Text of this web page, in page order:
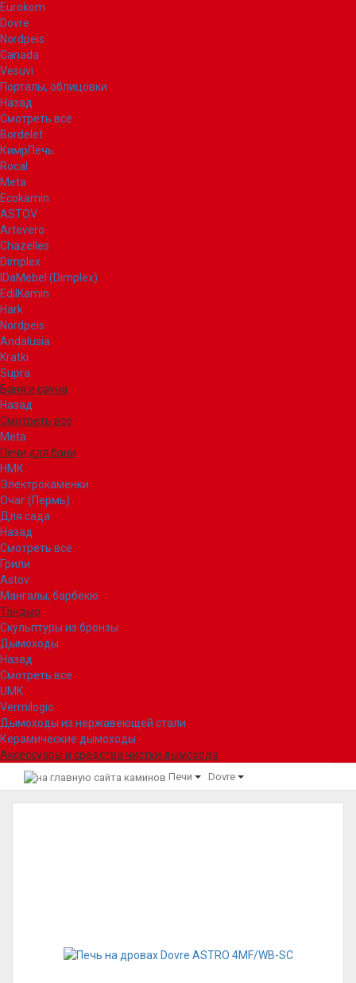
Eurokom
Dovre
Nordpeis
Canada
Vesuvi
Порталы, облицовки
Назад
Смотреть все
Bordelet
КимрПечь
Rocal
Meta
Ecokamin
ASTOV
Artevero
Chazelles
Dimplex
IDaMebel (Dimplex)
EdilKamin
Hark
Nordpeis
Andalusia
Kratki
Supra
Баня и сауна
Назад
Смотреть все
Meta
Печи для бани
НМК
Электрокаменки
Очаг (Пермь)
Для сада
Назад
Смотреть все
Грили
Astov
Мангалы, барбекю
Тандыр
Скульптуры из бронзы
Дымоходы
Назад
Смотреть все
UMK
Vermilogic
Дымоходы из нержавеющей стали
Керамические дымоходы
Аксессуары и средства чистки дымохода
Печи Dovre